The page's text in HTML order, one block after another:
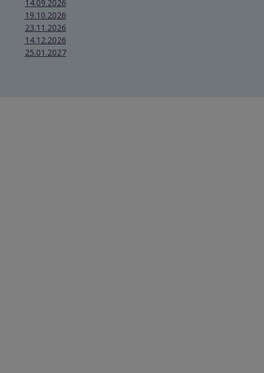
14.09.2026
19.10.2026
23.11.2026
14.12.2026
25.01.2027